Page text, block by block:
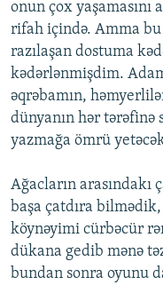
onun çox yaşamasını
rifah içində. Amma bu
razılaşan dostuma
kədərlənmişdim.
əqrəbamın,
dünyanın hər tərəfinə
yazmağa ömrü
Ağacların arasındakı
başa çatdıra bilmədik,
köynəyimi cürbəcür
dükana gedib mənə
bundan sonra oyunu